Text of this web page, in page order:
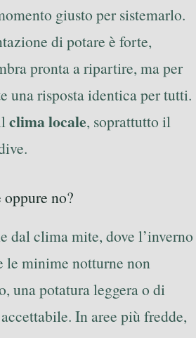
giusto per sistemarlo.
di potare è forte,
pronta a ripartire, ma per
una risposta identica per tutti.
clima locale, soprattutto il
no?
dal clima mite, dove l’inverno
le minime notturne non
una potatura leggera o di
In aree più fredde,